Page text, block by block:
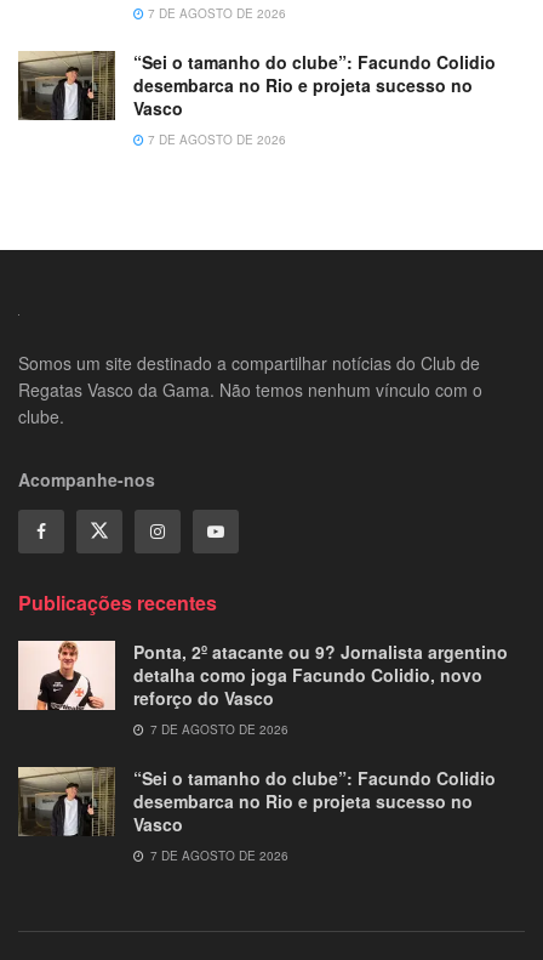
7 DE AGOSTO DE 2026
“Sei o tamanho do clube”: Facundo Colidio
desembarca no Rio e projeta sucesso no
Vasco
7 DE AGOSTO DE 2026
Somos um site destinado a compartilhar notícias do Club de
Regatas Vasco da Gama. Não temos nenhum vínculo com o
clube.
Acompanhe-nos
Publicações recentes
Ponta, 2º atacante ou 9? Jornalista argentino
detalha como joga Facundo Colidio, novo
reforço do Vasco
7 DE AGOSTO DE 2026
“Sei o tamanho do clube”: Facundo Colidio
desembarca no Rio e projeta sucesso no
Vasco
7 DE AGOSTO DE 2026